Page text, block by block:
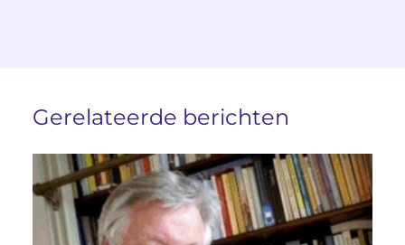
Gerelateerde berichten